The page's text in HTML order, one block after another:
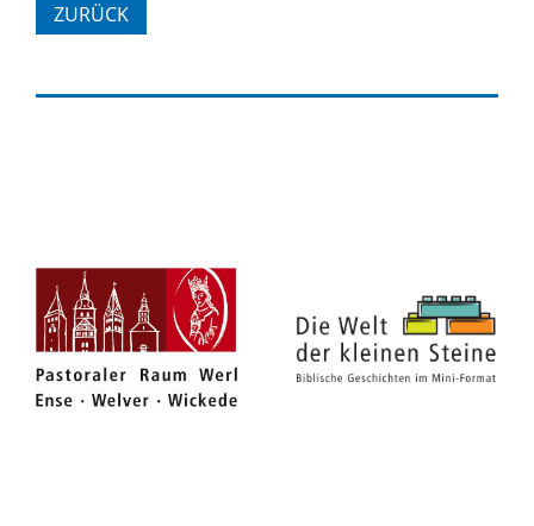
ZURÜCK